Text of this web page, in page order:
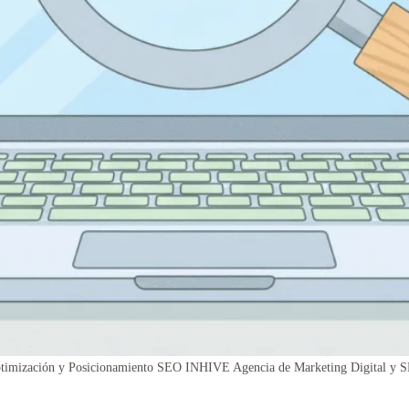
y Posicionamiento SEO INHIVE Agencia de Marketing Digital y